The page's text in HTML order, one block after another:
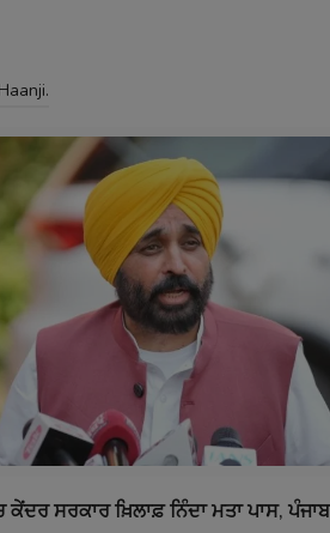
ਸਰਕਾਰ ਖ਼ਿਲਾਫ਼ ਨਿੰਦਾ ਮਤਾ ਪਾਸ, ਪੰਜਾਬ